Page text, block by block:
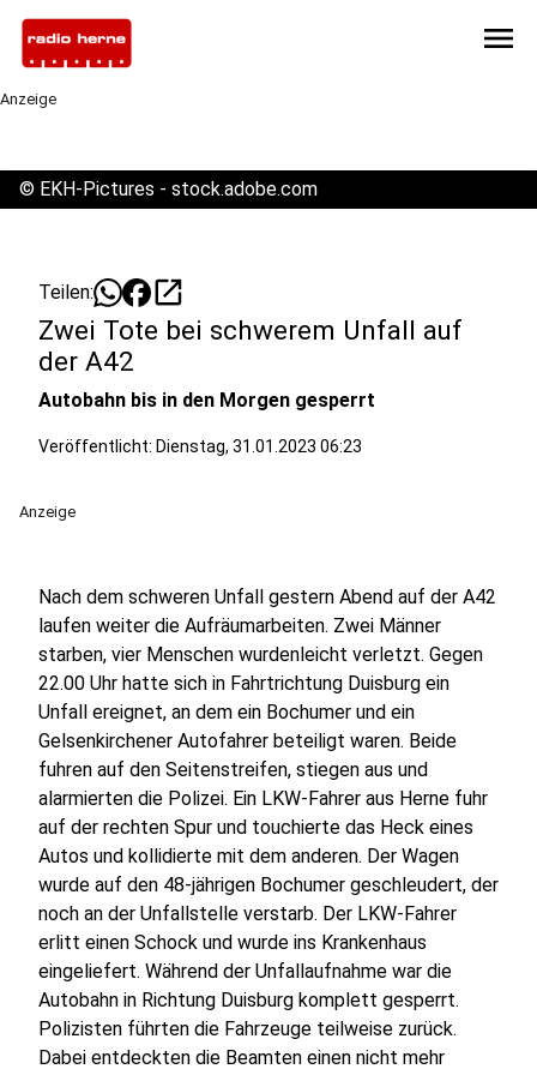
menu
Anzeige
© EKH-Pictures - stock.adobe.com
Teilen: open_in_new
Zwei Tote bei schwerem Unfall auf
der A42
Autobahn bis in den Morgen gesperrt
Veröffentlicht: Dienstag, 31.01.2023 06:23
Anzeige
Nach dem schweren Unfall gestern Abend auf der A42
laufen weiter die Aufräumarbeiten. Zwei Männer
starben, vier Menschen wurdenleicht verletzt. Gegen
22.00 Uhr hatte sich in Fahrtrichtung Duisburg ein
Unfall ereignet, an dem ein Bochumer und ein
Gelsenkirchener Autofahrer beteiligt waren. Beide
fuhren auf den Seitenstreifen, stiegen aus und
alarmierten die Polizei. Ein LKW-Fahrer aus Herne fuhr
auf der rechten Spur und touchierte das Heck eines
Autos und kollidierte mit dem anderen. Der Wagen
wurde auf den 48-jährigen Bochumer geschleudert, der
noch an der Unfallstelle verstarb. Der LKW-Fahrer
erlitt einen Schock und wurde ins Krankenhaus
eingeliefert. Während der Unfallaufnahme war die
Autobahn in Richtung Duisburg komplett gesperrt.
Polizisten führten die Fahrzeuge teilweise zurück.
Dabei entdeckten die Beamten einen nicht mehr